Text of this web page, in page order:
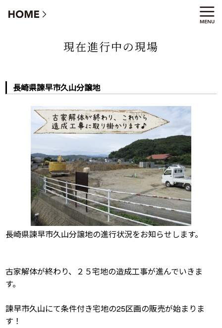
長崎県諫早市久山分譲地
現在進行中の現場
長崎県諫早市久山分譲地
長崎県諫早市久山分譲地の進行状況をお知らせします。
古家解体が終わり、２５宅地の造成工事が進んでいきま
す。
諫早市久山にて条件付き宅地の25区画の販売が始まりま
す！